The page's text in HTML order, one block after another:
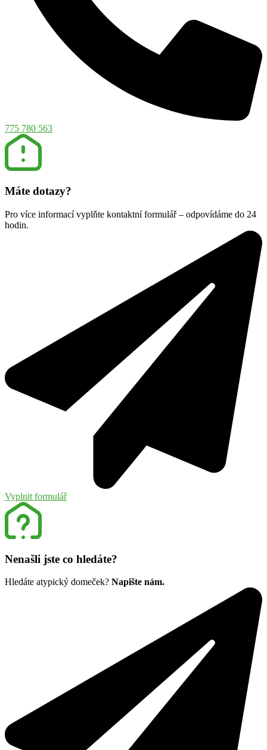
775 780 563
Máte dotazy?
Pro více informací vyplňte kontaktní formulář – odpovídáme do 24
hodin.
Vyplnit formulář
Nenašli jste co hledáte?
Hledáte atypický domeček? Napište nám.